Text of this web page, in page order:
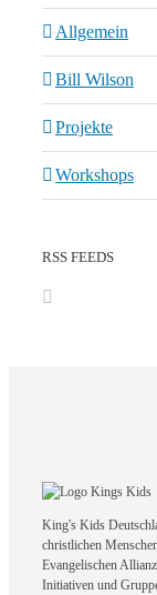
Allgemein
Bill Wilson
Projekte
Workshops
RSS FEEDS
King's Kids
christlichen
Evangelischen
Initiativen und